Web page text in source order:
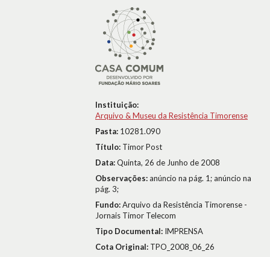
Instituição:
Arquivo & Museu da Resistência Timorense
Pasta: 10281.090
Título: Timor Post
Data:Quinta, 26 de Junho de 2008
Observações:anúncio na pág. 1; anúncio na
pág. 3;
Fundo:Arquivo da Resistência Timorense -
Jornais Timor Telecom
Tipo Documental: IMPRENSA
Cota Original: TPO_2008_06_26